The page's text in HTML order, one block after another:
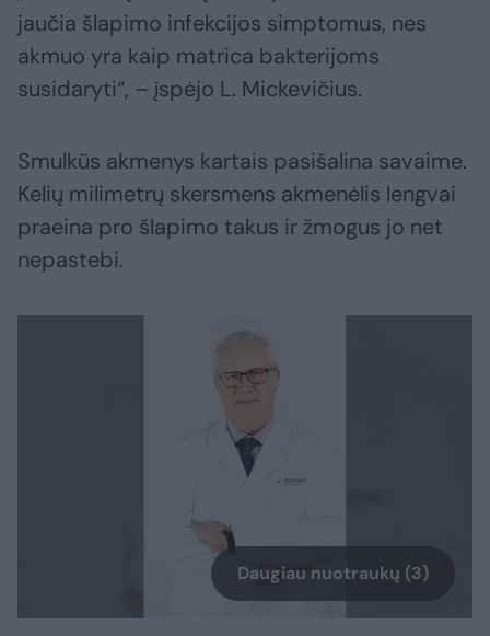
jaučia šlapimo infekcijos simptomus, nes
akmuo yra kaip matrica bakterijoms
susidaryti“, – įspėjo L. Mickevičius.
Smulkūs akmenys kartais pasišalina savaime.
Kelių milimetrų skersmens akmenėlis lengvai
praeina pro šlapimo takus ir žmogus jo net
nepastebi.
Daugiau nuotraukų (3)